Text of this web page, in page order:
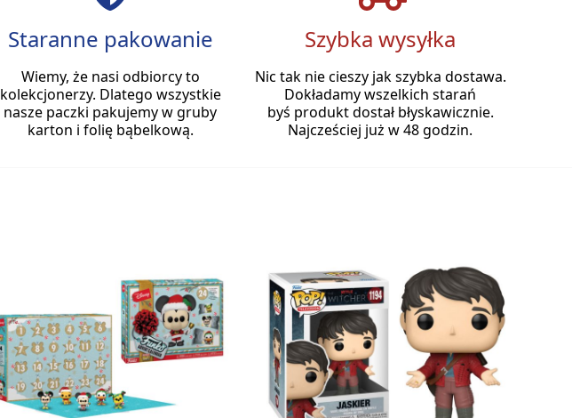
Staranne pakowanie
Wiemy, że nasi odbiorcy to
kolekcjonerzy. Dlatego wszystkie
nasze paczki pakujemy w gruby
karton i folię bąbelkową.
Szybka wysyłka
Nic tak nie cieszy jak szybka dostawa.
Dokładamy wszelkich starań
byś produkt dostał błyskawicznie.
Najcześciej już w 48 godzin.